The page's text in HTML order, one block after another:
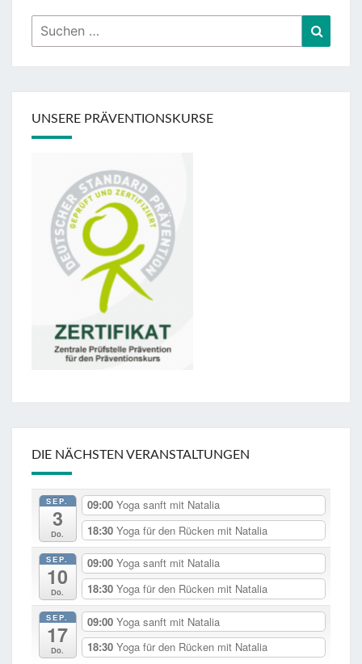
Suchen
nach:
UNSERE PRÄVENTIONSKURSE
DIE NÄCHSTEN VERANSTALTUNGEN
SEP.
3
Do.
09:00 Yoga sanft mit Natalia
18:30 Yoga für den Rücken mit Natalia
SEP.
10
Do.
09:00 Yoga sanft mit Natalia
18:30 Yoga für den Rücken mit Natalia
SEP.
17
Do.
09:00 Yoga sanft mit Natalia
18:30 Yoga für den Rücken mit Natalia